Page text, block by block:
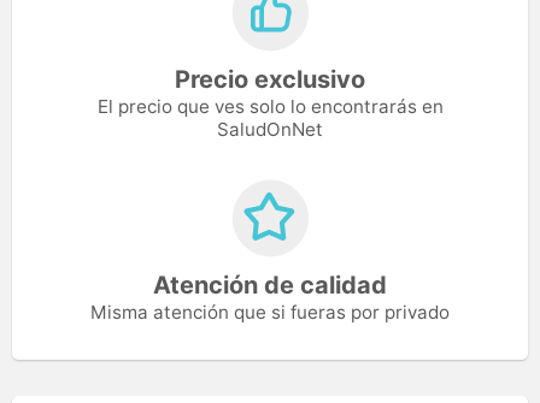
Precio exclusivo
El precio que ves solo lo encontrarás en
SaludOnNet
Atención de calidad
Misma atención que si fueras por privado